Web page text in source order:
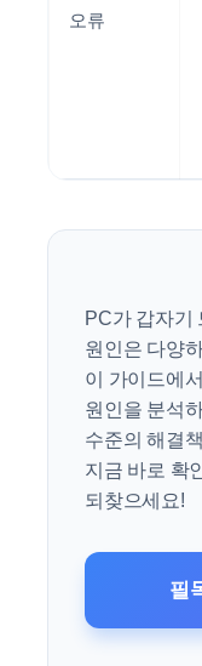
오류
PC가 갑자기
원인은 다양
이 가이드에
원인을 분석
수준의 해결
지금 바로 확
되찾으세요!
필